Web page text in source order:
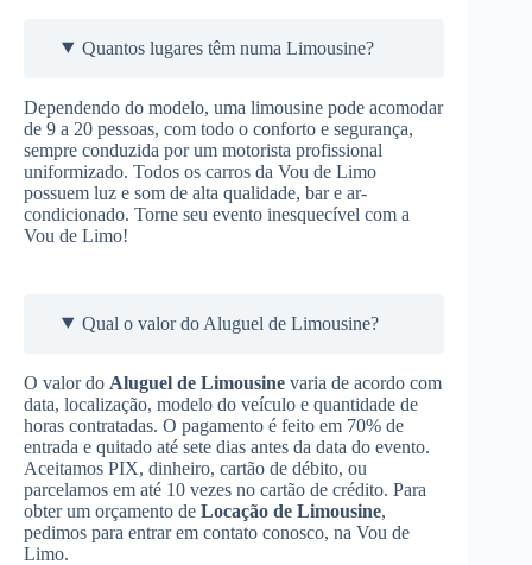
Quantos lugares têm numa Limousine?
Dependendo do modelo, uma limousine pode acomodar
de 9 a 20 pessoas, com todo o conforto e segurança,
sempre conduzida por um motorista profissional
uniformizado. Todos os carros da Vou de Limo
possuem luz e som de alta qualidade, bar e ar-
condicionado. Torne seu evento inesquecível com a
Vou de Limo!
Qual o valor do Aluguel de Limousine?
O valor do Aluguel de Limousine varia de acordo com
data, localização, modelo do veículo e quantidade de
horas contratadas. O pagamento é feito em 70% de
entrada e quitado até sete dias antes da data do evento.
Aceitamos PIX, dinheiro, cartão de débito, ou
parcelamos em até 10 vezes no cartão de crédito. Para
obter um orçamento de Locação de Limousine,
pedimos para entrar em contato conosco, na Vou de
Limo.